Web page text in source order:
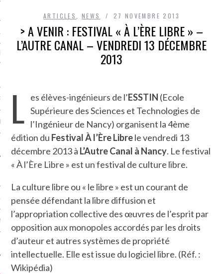
GROUPES DU LOCAL
ARTICLES ,NEWS 27 NOVEMBRE 2013
> A VENIR : FESTIVAL « À L’ÈRE LIBRE » –
L’AUTRE CANAL – VENDREDI 13 DÉCEMBRE
2013
L es élèves-ingénieurs de l’ESSTIN (Ecole
Supérieure des Sciences et Technologies de
l’Ingénieur de Nancy) organisent la 4ème
édition du Festival À l’Ère Librele vendredi 13
décembre 2013 à L’Autre Canal à Nancy. Le festival
« À l’Ère Libre » est un festival de culture libre.
La culture libre ou « le libre » est un courant de
pensée défendant la libre diffusion et
l’appropriation collective des œuvres de l’esprit par
opposition aux monopoles accordés par les droits
d’auteur et autres systèmes de propriété
intellectuelle. Elle est issue du logiciel libre. (Réf. :
Wikipédia)